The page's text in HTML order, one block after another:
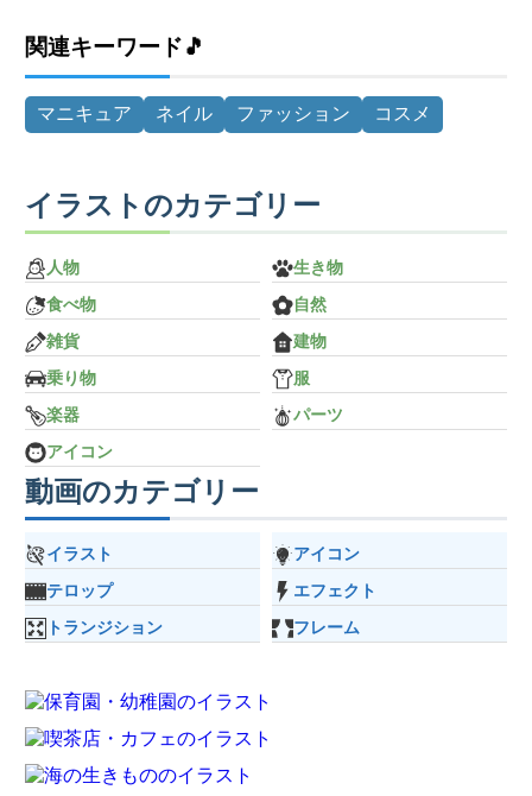
関連キーワード🎵
マニキュア ネイル ファッション コスメ
イラストのカテゴリー
人物
生き物
食べ物
自然
雑貨
建物
乗り物
服
楽器
パーツ
アイコン
動画のカテゴリー
イラスト
アイコン
テロップ
エフェクト
トランジション
フレーム